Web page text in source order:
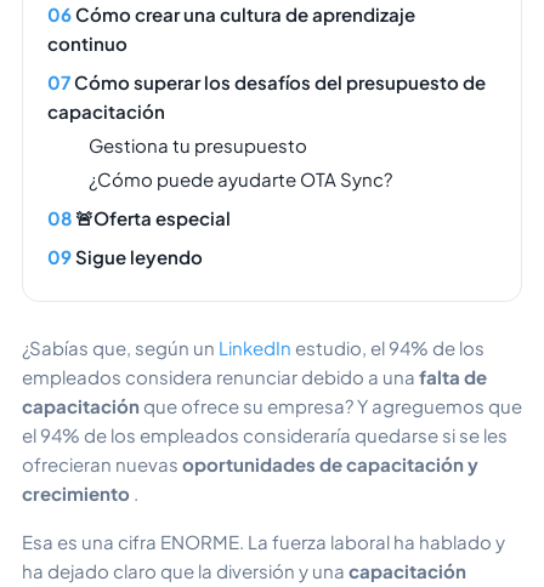
Cómo crear una cultura de aprendizaje
continuo
Cómo superar los desafíos del presupuesto de
capacitación
Gestiona tu presupuesto
¿Cómo puede ayudarte OTA Sync?
🚨Oferta especial
Sigue leyendo
¿Sabías que, según un LinkedIn estudio, el 94% de los
empleados considera renunciar debido a una falta de
capacitación que ofrece su empresa? Y agreguemos que
el 94% de los empleados consideraría quedarse si se les
ofrecieran nuevas oportunidades de capacitación y
crecimiento
Esa es una cifra ENORME. La fuerza laboral ha hablado y
ha dejado claro que la diversión y una capacitación